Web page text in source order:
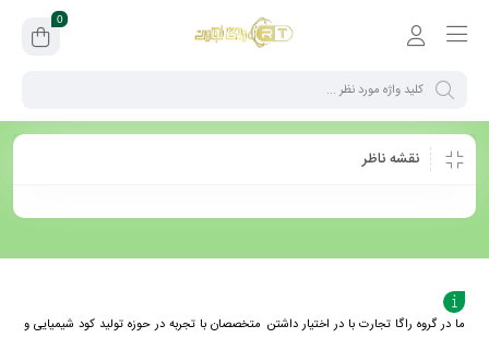
0
نقشه ناظر
ما در گروه راگا تجارت با در اختیار داشتن متخصصان با تجربه در حوزه تولید کود شیمیایی و